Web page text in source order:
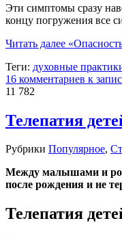
Эти симптомы сразу
концу погружения все
Читать далее
Теги: духовные
16 комментариев к
11 782
Телепатия
Рубрики Популярное,
Между малышами и
после рождения и не
Телепатия